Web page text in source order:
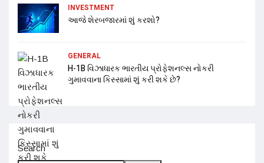
INVESTMENT
આજે શેરબજારમાં શું કરશો?
GENERAL
H-1B વિઝાધારક ભારતીય પ્રોફેશનલ્સ નોકરી
ગુમાવવાના કિસ્સામાં શું કરી શકે છે?
Search